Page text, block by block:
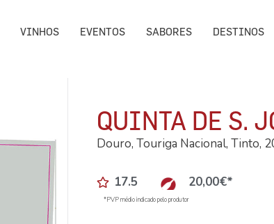
VINHOS EVENTOS SABORES DESTINOS
QUINTA DE S.
Douro, Touriga Nacional, Tinto,
17.5 20,00€*
*PVP médio indicado pelo produtor